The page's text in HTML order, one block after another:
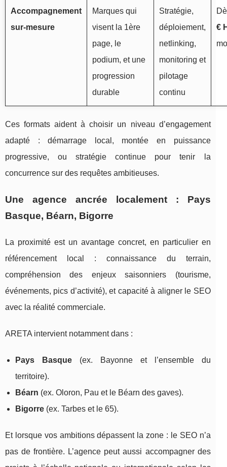
Accompagnement
sur-mesure
Marques qui
visent la 1ère
page, le
podium, et une
progression
durable
Stratégie,
déploiement,
netlinking,
monitoring et
pilotage
continu
€
Ces formats aident à choisir un niveau d’engagement
adapté : démarrage local, montée en puissance
progressive, ou stratégie continue pour tenir la
concurrence sur des requêtes ambitieuses.
Une agence ancrée localement : Pays
Basque, Béarn, Bigorre
La proximité est un avantage concret, en particulier en
référencement local : connaissance du terrain,
compréhension des enjeux saisonniers (tourisme,
événements, pics d’activité), et capacité à aligner le SEO
avec la réalité commerciale.
ARETA intervient notamment dans :
Pays Basque(ex. Bayonne et l’ensemble du
territoire).
Béarn (ex. Oloron, Pau et le Béarn des gaves).
Bigorre (ex. Tarbes et le 65).
Et lorsque vos ambitions dépassent la zone : le SEO n’a
pas de frontière. L’agence peut aussi accompagner des